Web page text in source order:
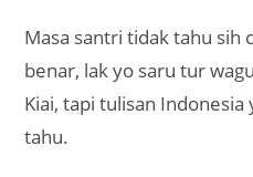
Masa santri tidak tahu sih
benar, lak yo saru tur
Kiai, tapi tulisan
tahu.